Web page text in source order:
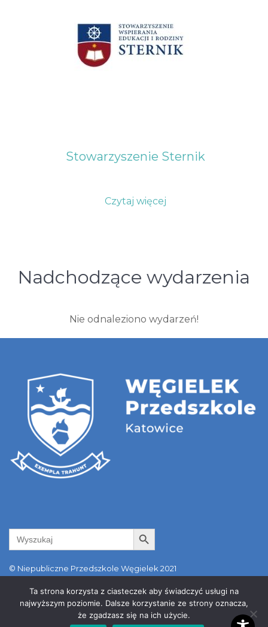
Stowarzyszenie Sternik
Czytaj więcej
Nadchodzące wydarzenia
Nie odnaleziono wydarzeń!
Search
for:
Search Button
© Niepubliczne Przedszkole Węgielek 2021
info@wegielek.edu.pl
Ta strona korzysta z ciasteczek aby świadczyć usługi na
najwyższym poziomie. Dalsze korzystanie ze strony oznacza,
że zgadzasz się na ich użycie.